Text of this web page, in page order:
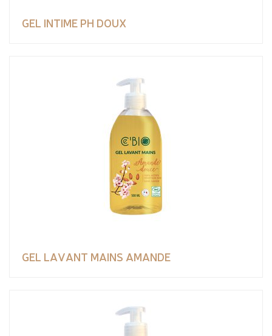
GEL INTIME PH DOUX
GEL LAVANT MAINS AMANDE